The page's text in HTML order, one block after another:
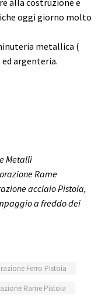
oggi giorno molto
metallica (
argenteria.
Metalli
Rame
acciaio Pistoia,
a freddo dei
Ferro Pistoia
Rame Pistoia